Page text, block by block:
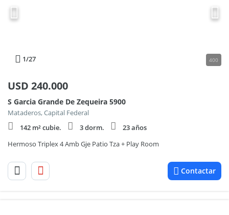
1/27 400
USD 240.000
S Garcia Grande De Zequeira 5900
Mataderos, Capital Federal
142 m² cubie.
3 dorm.
23 años
Hermoso Triplex 4 Amb Gje Patio Tza + Play Room
Contactar